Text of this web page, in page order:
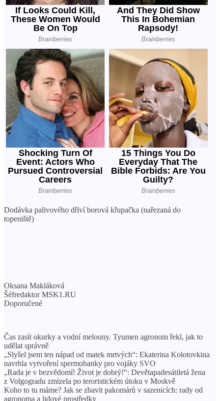
Dodávka palivového dříví borová křupačka (nařezaná do
topeniště)
Oksana Makláková
Šéfredaktor MSK1.RU
Doporučené
Čas zasít okurky a vodní melouny. Tyumen agronom řekl, jak to
udělat správně
„Slyšel jsem ten nápad od matek mrtvých“: Ekaterina Kolotovkina
navrhla vytvoření spermobanky pro vojáky SVO
„Rada je v bezvědomí! Život je dobrý!“: Devětapadesátiletá žena
z Volgogradu zmizela po teroristickém útoku v Moskvě
Koho to tu máme? Jak se zbavit pakomárů v sazenicích: rady od
agronoma a lidové prostředky